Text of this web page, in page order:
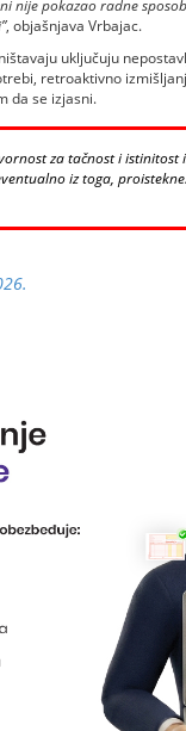
nije pokazao radne
, objašnjava Vrbajac.
uključuju
retroaktivno
da se izjasni.
za tačnost i
iz toga,